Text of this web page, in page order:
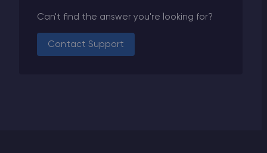
Can't find the answer you're looking for?
Contact Support